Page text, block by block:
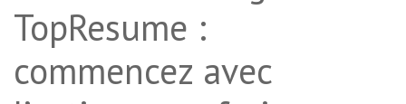
TopResume :
commencez avec